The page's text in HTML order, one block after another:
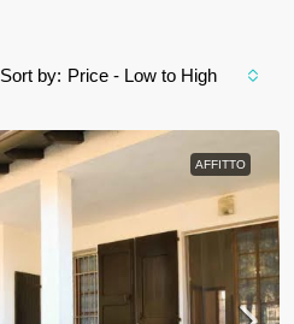
Sort by: Price - Low to High
AFFITTO